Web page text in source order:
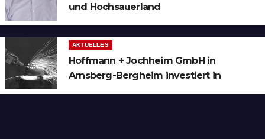
und Hochsauerland
AKTUELLES
Hoffmann + Jochheim GmbH in
Arnsberg-Bergheim investiert in